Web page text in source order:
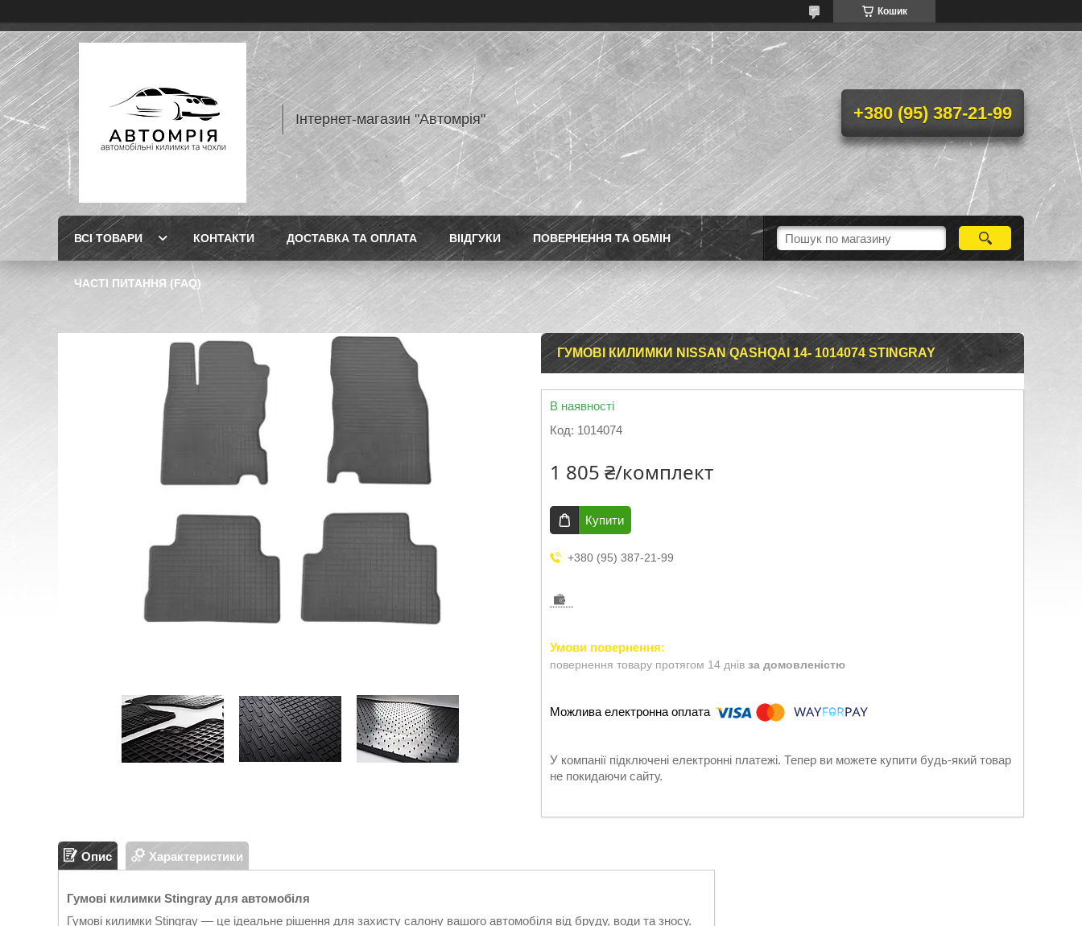
Кошик
Інтернет-магазин "Автомрія" +380 (95) 387-21-99
ВСІ ТОВАРИ КОНТАКТИ ДОСТАВКА ТА ОПЛАТА ВІІДГУКИ ПОВЕРНЕННЯ ТА ОБМІН
ЧАСТІ ПИТАННЯ (FAQ)
ГУМОВІ КИЛИМКИ NISSAN QASHQAI 14- 1014074 STINGRAY
В наявності
Код: 1014074
1 805 ₴/комплект
Купити
+380 (95) 387-21-99
повернення товару протягом 14 днів за домовленістю
У компанії підключені електронні платежі. Тепер ви можете купити будь-який товар
не покидаючи сайту.
Опис Характеристики
Гумові килимки Stingray для автомобіля
Гумові килимки Stingray — це ідеальне рішення для захисту салону вашого автомобіля від бруду, води та зносу.